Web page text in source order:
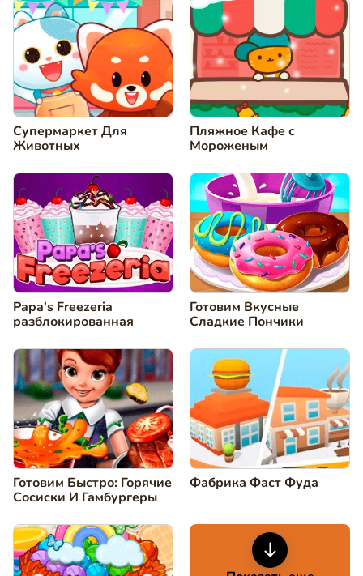
Супермаркет Для
Животных
Пляжное Кафе с
Мороженым
Papa's Freezeria
разблокированная
Готовим Вкусные
Сладкие Пончики
Готовим Быстро: Горячие
Сосиски И Гамбургеры
Фабрика Фаст Фуда